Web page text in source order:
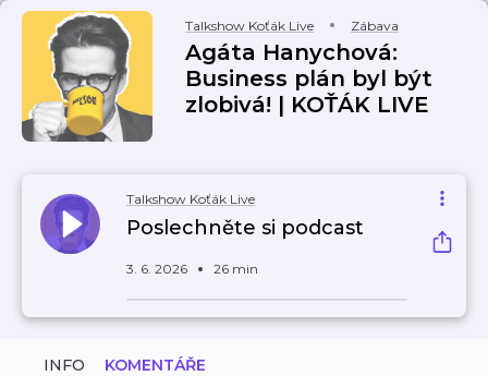
Talkshow Koťák Live Zábava
Agáta Hanychová:
Business plán byl být
zlobivá! | KOŤÁK LIVE
Talkshow Koťák Live
Poslechněte si podcast
3. 6. 2026 26 min
INFO KOMENTÁŘE